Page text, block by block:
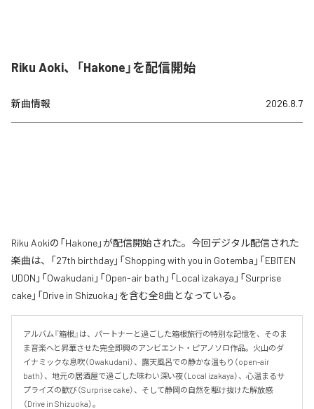
Riku Aoki、「Hakone」を配信開始
新曲情報 2026.8.7
Riku Aokiの「Hakone」が配信開始された。今回デジタル配信された
楽曲は、「27th birthday」「Shopping with you in Gotemba」「EBITEN
UDON」「Owakudani」「Open-air bath」「Local izakaya」「Surprise
cake」「Drive in Shizuoka」を含む全8曲となっている。
アルバム『箱根』は、パートナーと過ごした箱根旅行の特別な記憶を、そのま
ま音楽へと昇華させた完全即興のアンビエント・ピアノソロ作品。火山のダ
イナミックな息吹（Owakudani）、露天風呂での静かな温もり（open-air
bath）、地元の居酒屋で過ごした味わい深い夜（Local izakaya）、心温まるサ
プライズの歓び（Surprise cake）、そして静岡の自然を駆け抜けた解放感
（Drive in Shizuoka）。